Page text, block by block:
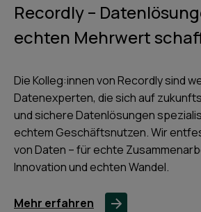
Recordly –
echten Mehrwert
Die Kolleg:innen von Recordly sind
Datenexperten, die sich auf
und sichere Datenlösungen
echtem Geschäftsnutzen. Wir
von Daten – für echte
Innovation und echten Wandel.
Mehr erfahren